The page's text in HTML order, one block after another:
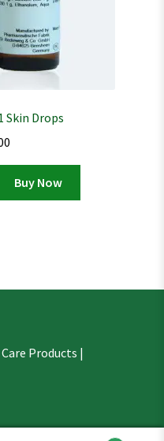
Skin Drops
Buy Now
Products |